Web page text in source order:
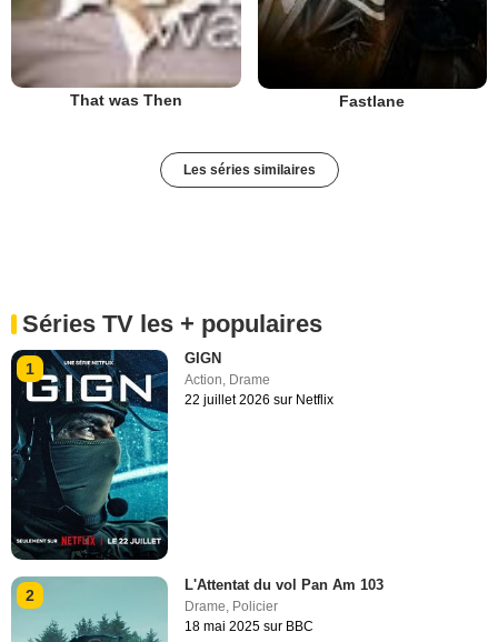
That was Then Fastlane
Les séries similaires
Séries TV les + populaires
1
GIGN
Action, Drame
22 juillet 2026 sur Netflix
2
L'Attentat du vol Pan Am 103
Drame Policier
18 mai 2025 sur BBC